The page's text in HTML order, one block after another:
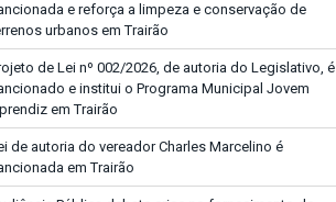
e reforça a limpeza e conservação de
urbanos em Trairão
de Lei nº 002/2026, de autoria do Legislativo, é
e institui o Programa Municipal Jovem
em Trairão
de autoria do vereador Charles Marcelino é
em Trairão